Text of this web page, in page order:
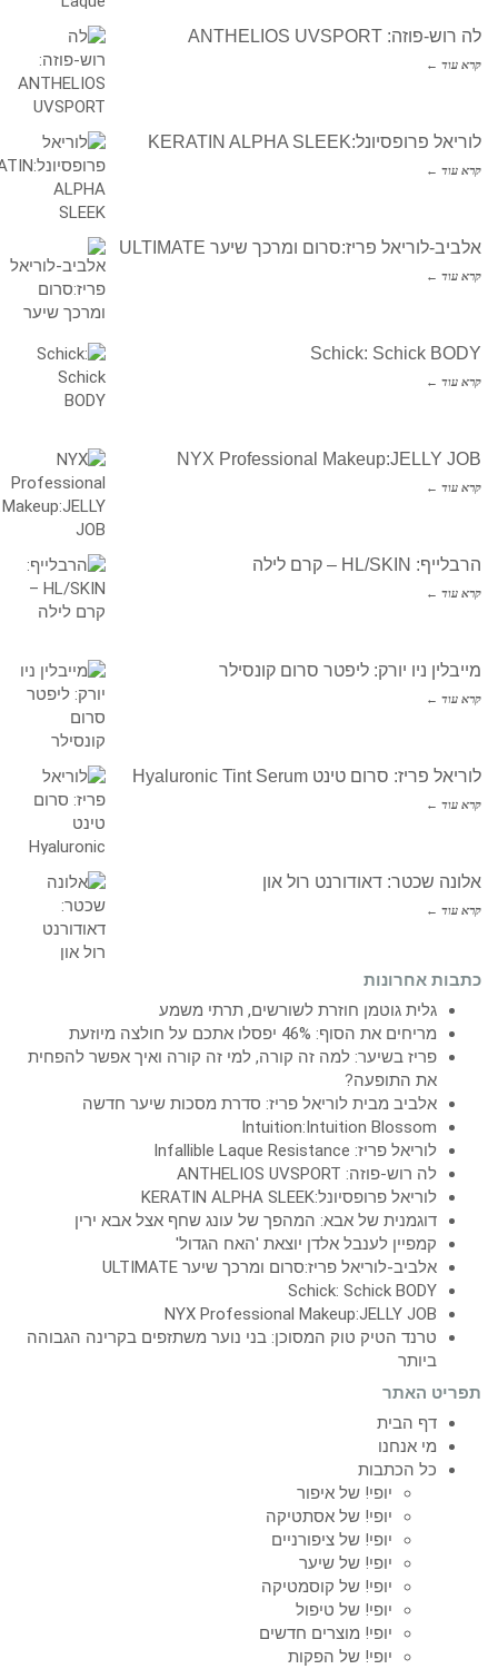
לה רוש-פוזה: ANTHELIOS UVSPORT
קרא עוד ←
לוריאל פרופסיונל:KERATIN ALPHA SLEEK
קרא עוד ←
אלביב-לוריאל פריז:סרום ומרכך שיער ULTIMATE
קרא עוד ←
Schick: Schick BODY
קרא עוד ←
NYX Professional Makeup:JELLY JOB
קרא עוד ←
הרבלייף: HL/SKIN – קרם לילה
קרא עוד ←
מייבלין ניו יורק: ליפטר סרום קונסילר
קרא עוד ←
לוריאל פריז: סרום טינט Hyaluronic Tint Serum
קרא עוד ←
אלונה שכטר: דאודורנט רול און
קרא עוד ←
כתבות אחרונות
גלית גוטמן חוזרת לשורשים, תרתי משמע
מריחים את הסוף: 46% יפסלו אתכם על חולצה מיוזעת
פריז בשיער: למה זה קורה, למי זה קורה ואיך אפשר להפחית
את התופעה?
אלביב מבית לוריאל פריז: סדרת מסכות שיער חדשה
Intuition:Intuition Blossom
לוריאל פריז: Infallible Laque Resistance
לה רוש-פוזה: ANTHELIOS UVSPORT
לוריאל פרופסיונל:KERATIN ALPHA SLEEK
דוגמנית של אבא: המהפך של עונג שחף אצל אבא ירין
קמפיין לענבל אלדן יוצאת 'האח הגדול'
אלביב-לוריאל פריז:סרום ומרכך שיער ULTIMATE
Schick: Schick BODY
NYX Professional Makeup:JELLY JOB
טרנד הטיק טוק המסוכן: בני נוער משתזפים בקרינה הגבוהה
ביותר
תפריט האתר
דף הבית
מי אנחנו
כל הכתבות
יופי! של איפור
יופי! של אסתטיקה
יופי! של ציפורניים
יופי! של שיער
יופי! של קוסמטיקה
יופי! של טיפול
יופי! מוצרים חדשים
יופי! של הפקות